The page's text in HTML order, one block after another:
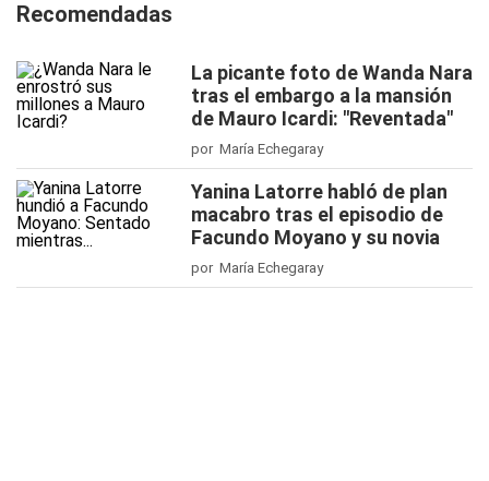
Recomendadas
La picante foto de Wanda Nara
tras el embargo a la mansión
de Mauro Icardi: "Reventada"
por María Echegaray
Yanina Latorre habló de plan
macabro tras el episodio de
Facundo Moyano y su novia
por María Echegaray